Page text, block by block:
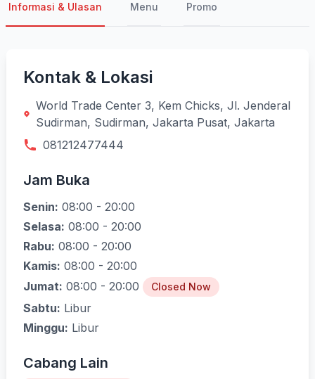
Informasi & Ulasan Menu Promo
Kontak & Lokasi
World Trade Center 3, Kem Chicks, Jl. Jenderal
Sudirman, Sudirman, Jakarta Pusat, Jakarta
081212477444
Jam Buka
Senin: 08:00 - 20:00
Selasa: 08:00 - 20:00
Rabu: 08:00 - 20:00
Kamis: 08:00 - 20:00
Jumat: 08:00 - 20:00 Closed Now
Sabtu: Libur
Minggu: Libur
Cabang Lain